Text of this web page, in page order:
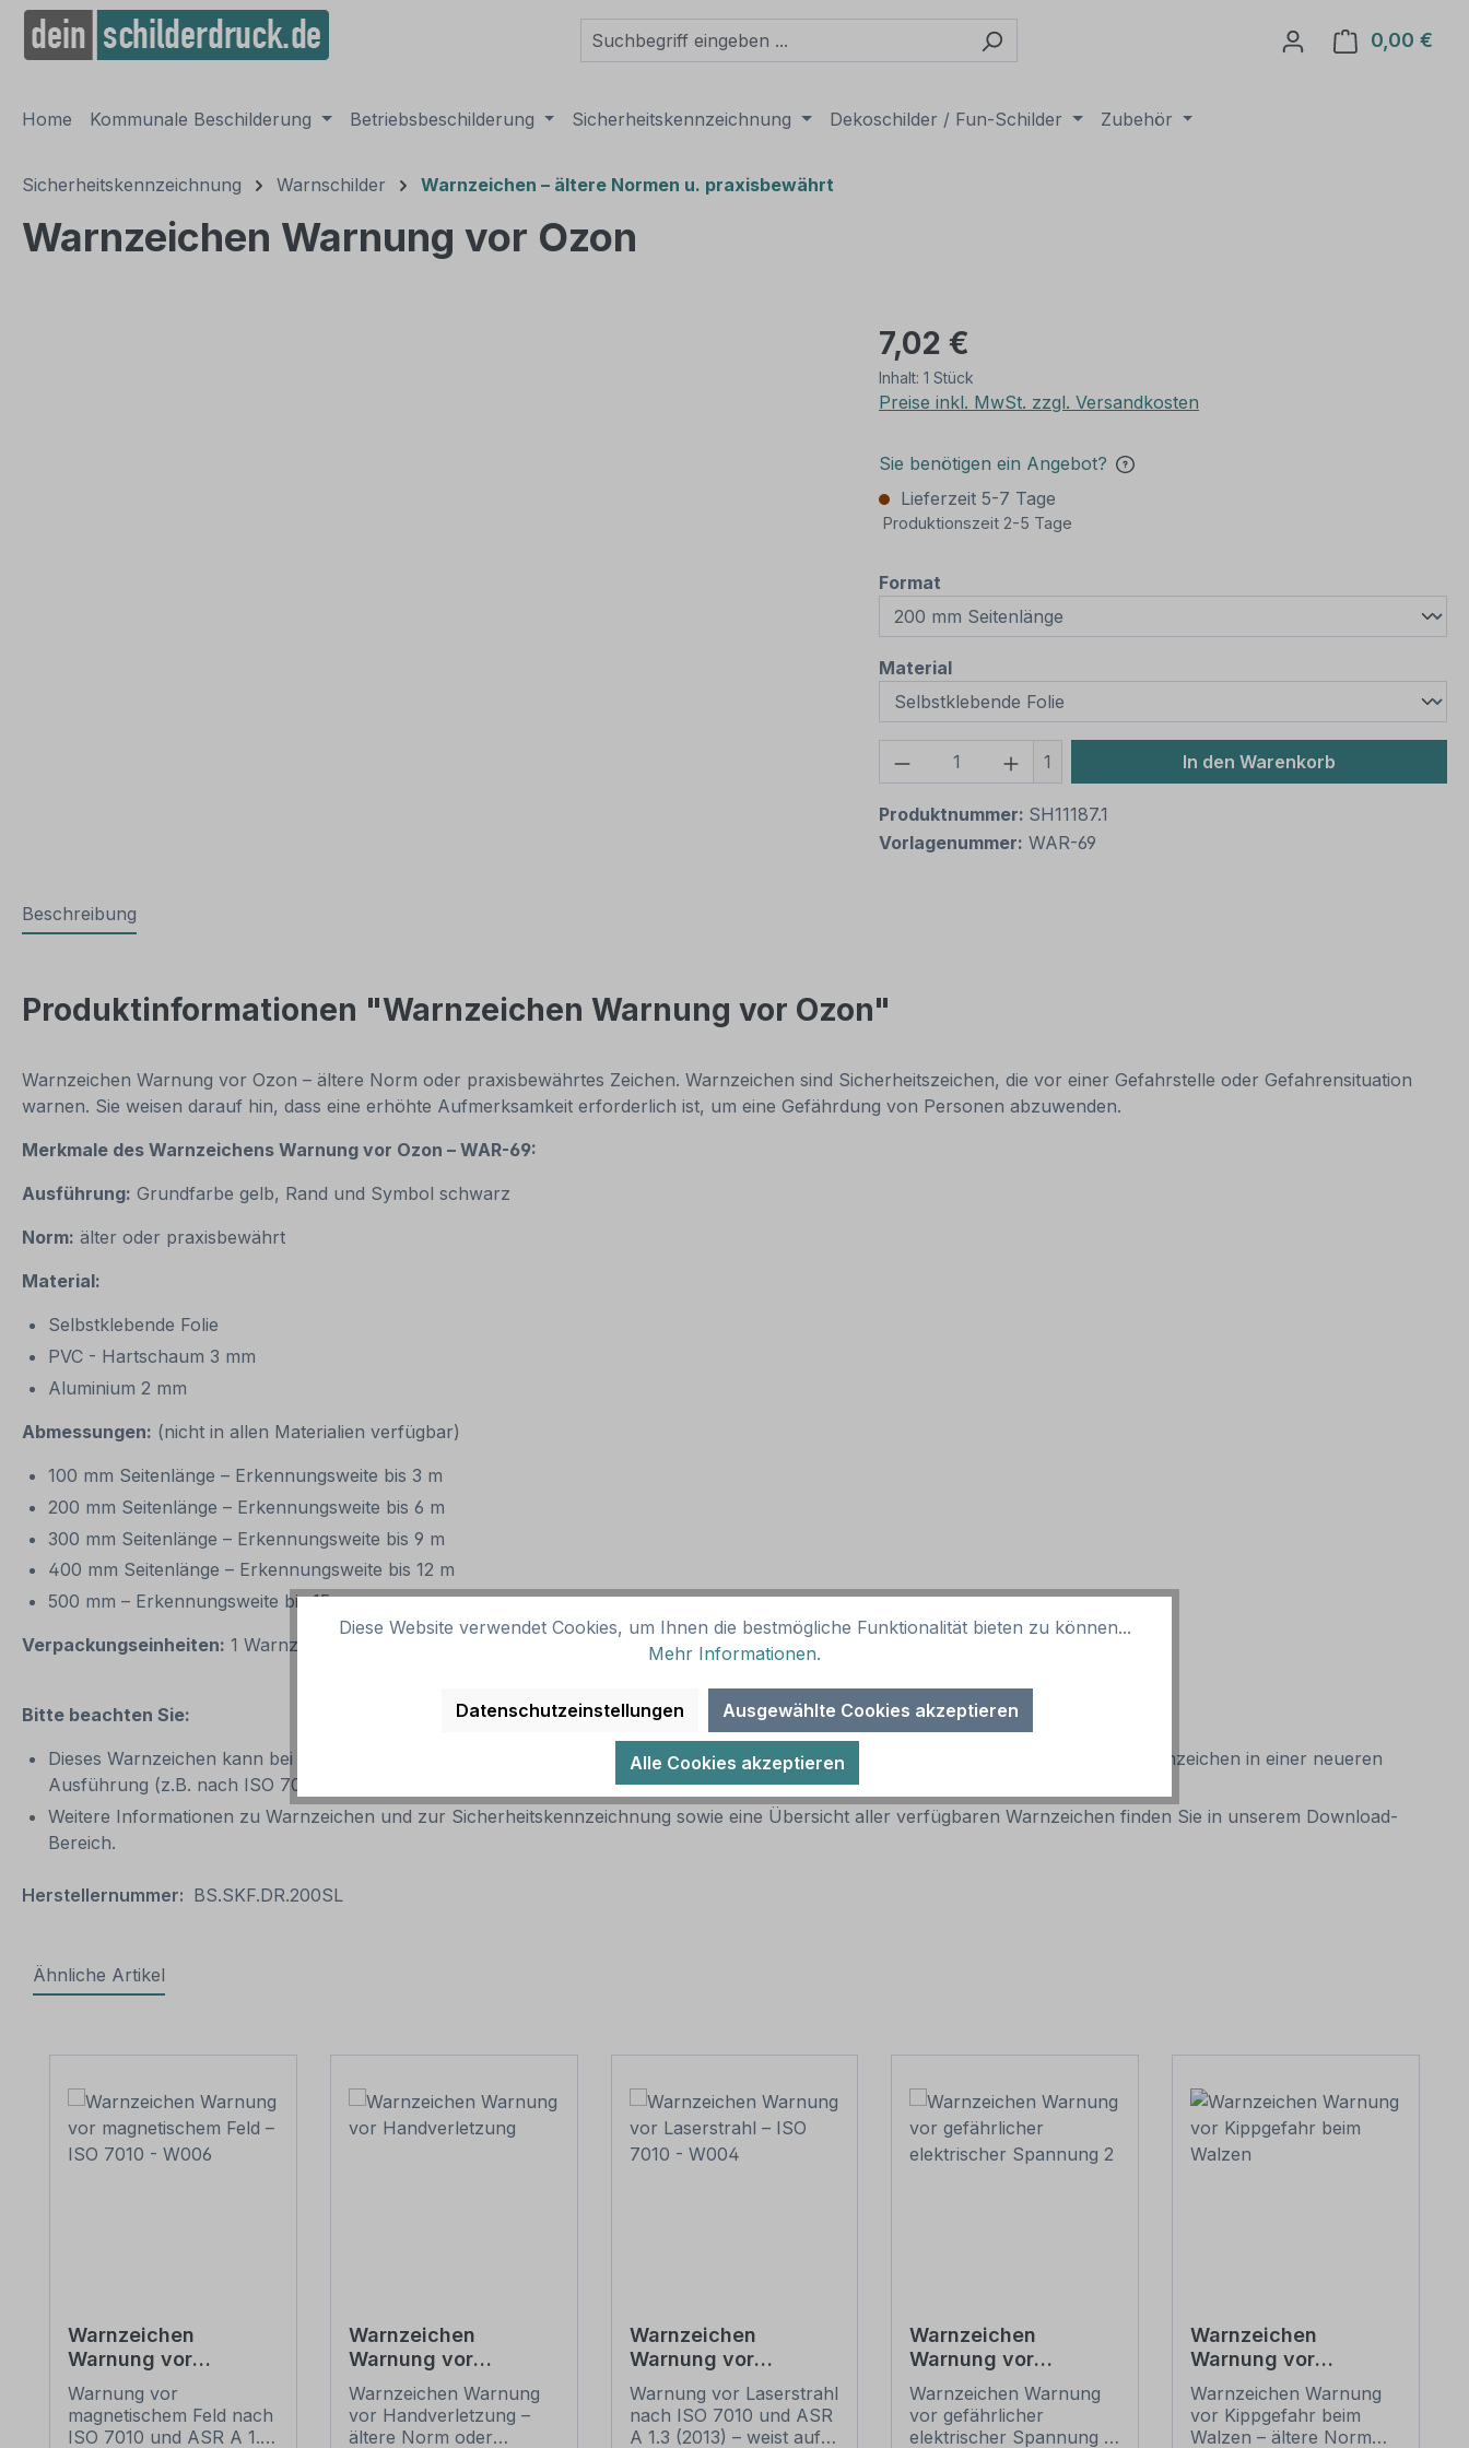
Zur Hauptnavigation springen
0,00 €
Home Kommunale Beschilderung Betriebsbeschilderung Sicherheitskennzeichnung Dekoschilder / Fun-Schilder Zubehör
Sicherheitskennzeichnung Warnschilder Warnzeichen – ältere Normen u. praxisbewährt
Warnzeichen Warnung vor Ozon
7,02 €
Inhalt: 1 Stück
Preise inkl. MwSt. zzgl. Versandkosten
Sie benötigen ein Angebot?
Lieferzeit 5-7 Tage
Produktionszeit 2-5 Tage
Format
Materialauswählen
Produkt Anzahl: Gib den gewünschten Wert
1 In den Warenkorb
Produktnummer: SH11187.1
Vorlagenummer: WAR-69
Beschreibung
Produktinformationen "Warnzeichen Warnung vor Ozon"
Warnzeichen Warnung vor Ozon – ältere Norm oder praxisbewährtes Zeichen. Warnzeichen sind Sicherheitszeichen, die vor einer Gefahrstelle oder Gefahrensituation
warnen. Sie weisen darauf hin, dass eine erhöhte Aufmerksamkeit erforderlich ist, um eine Gefährdung von Personen abzuwenden.
Merkmale des Warnzeichens Warnung vor Ozon – WAR-69:
Ausführung: Grundfarbe gelb, Rand und Symbol schwarz
Norm: älter oder praxisbewährt
Material:
Selbstklebende Folie
PVC - Hartschaum 3 mm
Aluminium 2 mm
Abmessungen: (nicht in allen Materialien verfügbar)
100 mm Seitenlänge – Erkennungsweite bis 3 m
200 mm Seitenlänge – Erkennungsweite bis 6 m
300 mm Seitenlänge – Erkennungsweite bis 9 m
400 mm Seitenlänge – Erkennungsweite bis 12 m
500 mm – Erkennungsweite bis 15 m
Verpackungseinheiten: 1 Warnzeichen oder 1 Satz bei entsprechender Kennzeichnung
Bitte beachten Sie:
Dieses Warnzeichen kann bei Nach- und Neubeschilderungen in Betrieben und anderen Orten verwendet werden. Existiert dieses Warnzeichen in einer neueren
Ausführung (z.B. nach ISO 7010), sollte die neue Variante bevorzugt werden.
Weitere Informationen zu Warnzeichen und zur Sicherheitskennzeichnung sowie eine Übersicht aller verfügbaren Warnzeichen finden Sie in unserem Download-
Bereich.
Herstellernummer: BS.SKF.DR.200SL
Ähnliche Artikel
Warnzeichen
Warnung vor
magnetischem Feld –
ISO 7010 - W006
Warnung vor
magnetischem Feld nach
ISO 7010 und ASR A 1.3
Warnzeichen
Warnung vor
Handverletzung
Warnzeichen Warnung
vor Handverletzung –
ältere Norm oder
Warnzeichen
Warnung vor
Laserstrahl – ISO
7010 - W004
Warnung vor Laserstrahl
nach ISO 7010 und ASR
A 1.3 (2013) – weist auf
Warnzeichen
Warnung vor
gefährlicher
elektrischer
Spannung 2
Warnzeichen Warnung
vor gefährlicher
elektrischer Spannung 2
Warnzeichen
Warnung vor
Kippgefahr beim
Walzen
Warnzeichen Warnung
vor Kippgefahr beim
Walzen – ältere Norm
Diese Website verwendet Cookies, um Ihnen die bestmögliche Funktionalität bieten zu können...
Mehr Informationen.
Datenschutzeinstellungen Ausgewählte Cookies akzeptieren
Alle Cookies akzeptieren